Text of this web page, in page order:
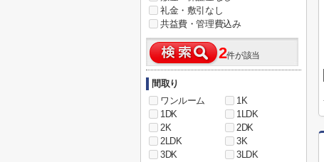
礼金・敷引なし
共益費・管理費込み
2件が該当
間取り
ワンルーム
1K
1DK
1LDK
2K
2DK
2LDK
3K
3DK
3LDK